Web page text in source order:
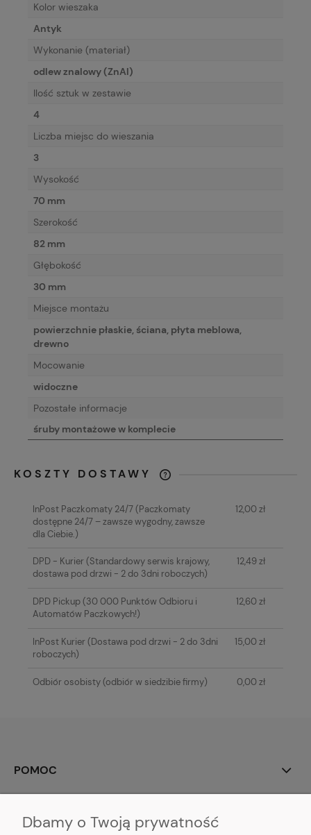
Kolor wieszaka
Antyk
Wykonanie (materiał)
odlew znalowy (ZnAl)
Ilość sztuk w zestawie
4
Liczba miejsc do wieszania
3
Wysokość
70 mm
Szerokość
82 mm
Głębokość
30 mm
Miejsce montażu
powierzchnie płaskie, ściana, płyta meblowa,
drewno
Mocowanie
widoczne
Pozostałe informacje
śruby montażowe w komplecie
KOSZTY DOSTAWY
KOSZTÓW PŁATNOŚCI
InPost Paczkomaty 24/7(Paczkomaty
dostępne 24/7 – zawsze wygodny, zawsze
dla Ciebie.)
12,00 zł
DPD - Kurier(Standardowy serwis krajowy,
dostawa pod drzwi - 2 do 3dni roboczych)
12,49 zł
DPD Pickup(30 000 Punktów Odbioru i
Automatów Paczkowych!)
12,60 zł
InPost Kurier(Dostawa pod drzwi - 2 do 3dni
roboczych)
15,00 zł
Odbiór osobisty(odbiór w siedzibie firmy) 0,00 zł
POMOC
Dbamy o Twoją prywatność